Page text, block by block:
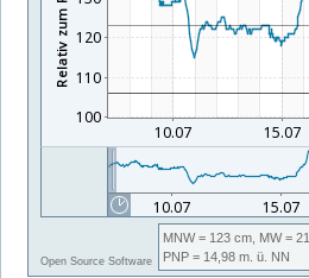
Open Source Software
MNW= 123 cm, MW=
PNP = 14,98 m. ü. NN